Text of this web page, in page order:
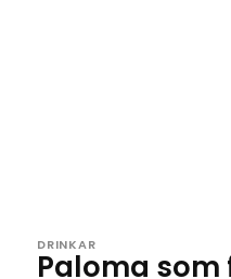
DRINKAR
Paloma